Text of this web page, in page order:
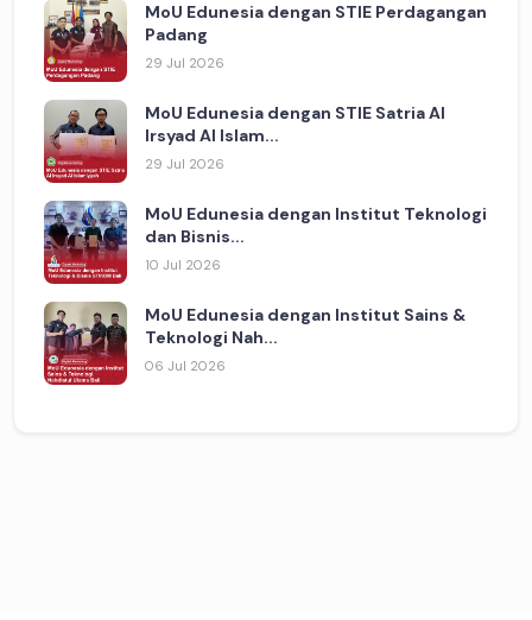
MoU Edunesia dengan STIE Perdagangan
Padang
29 Jul 2026
MoU Edunesia dengan STIE Satria Al
Irsyad Al Islam...
29 Jul 2026
MoU Edunesia dengan Institut Teknologi
dan Bisnis...
10 Jul 2026
MoU Edunesia dengan Institut Sains &
Teknologi Nah...
06 Jul 2026